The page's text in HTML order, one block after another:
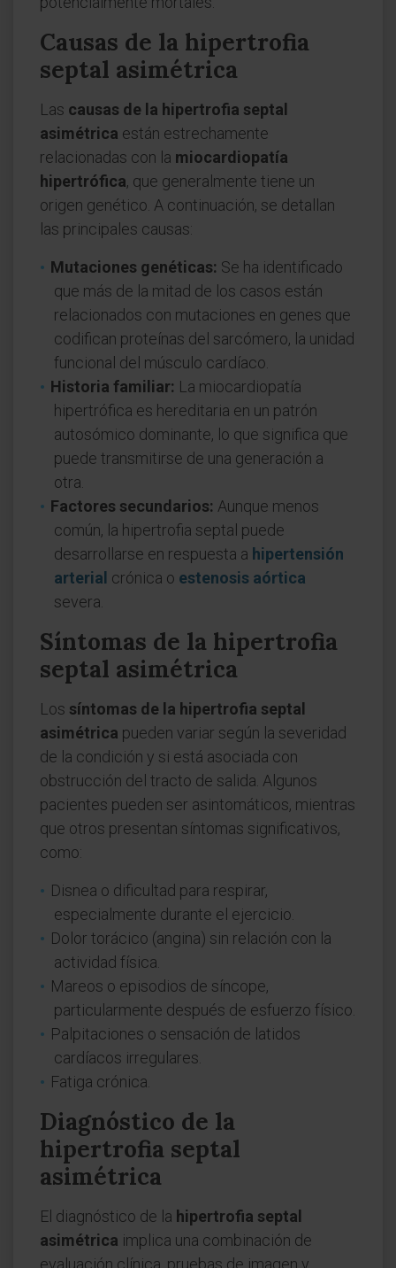
Causas de la hipertrofia
septal asimétrica
Las causas de la hipertrofia septal
asimétrica están estrechamente
relacionadas con la miocardiopatía
hipertrófica, que generalmente tiene un
origen genético. A continuación, se detallan
las principales causas:
Mutaciones genéticas: Se ha identificado
que más de la mitad de los casos están
relacionados con mutaciones en genes que
codifican proteínas del sarcómero, la unidad
funcional del músculo cardíaco.
Historia familiar: La miocardiopatía
hipertrófica es hereditaria en un patrón
autosómico dominante, lo que significa que
puede transmitirse de una generación a
otra.
Factores secundarios: Aunque menos
común, la hipertrofia septal puede
desarrollarse en respuesta a hipertensión
arterial crónica o estenosis aórtica
severa.
Síntomas de la hipertrofia
septal asimétrica
Los síntomas de la hipertrofia septal
asimétrica pueden variar según la severidad
de la condición y si está asociada con
obstrucción del tracto de salida. Algunos
pacientes pueden ser asintomáticos, mientras
que otros presentan síntomas significativos,
como:
Disnea o dificultad para respirar,
especialmente durante el ejercicio.
Dolor torácico (angina) sin relación con la
actividad física.
Mareos o episodios de síncope,
particularmente después de esfuerzo físico.
Palpitaciones o sensación de latidos
cardíacos irregulares.
Fatiga crónica.
Diagnóstico de la
hipertrofia septal
asimétrica
El diagnóstico de la hipertrofia septal
asimétrica implica una combinación de
evaluación clínica, pruebas de imagen y